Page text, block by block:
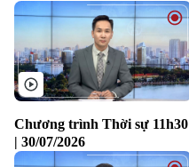
Chương trình Thời sự 11h30
| 30/07/2026